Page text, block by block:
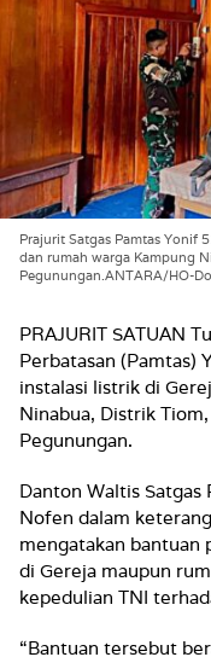
Prajurit Satgas Pamtas Yonif
dan rumah warga Kampung
Pegunungan.ANTARA/HO-
PRAJURIT SATUAN
Perbatasan (Pamtas)
instalasi listrik di
Ninabua, Distrik
Pegunungan.
Danton Waltis
Nofen dalam
mengatakan bantuan
di Gereja maupun
kepedulian TNI
“Bantuan tersebut